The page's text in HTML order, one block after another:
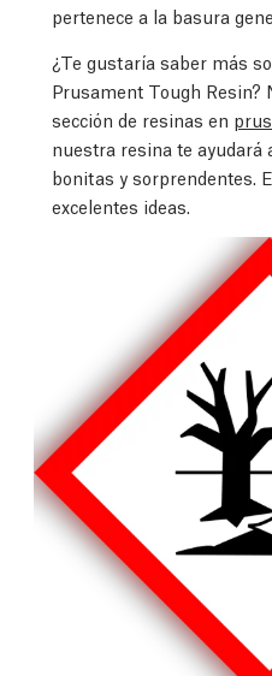
pertenece a la basura
¿Te gustaría saber más
Prusament Tough Resin?
sección de resinas en
nuestra resina te
bonitas y sorprendentes.
excelentes ideas.